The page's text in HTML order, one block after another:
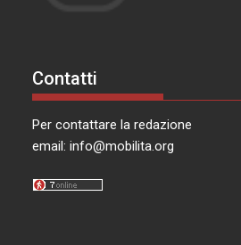
Contatti
Per contattare la redazione
email:info@mobilita.org